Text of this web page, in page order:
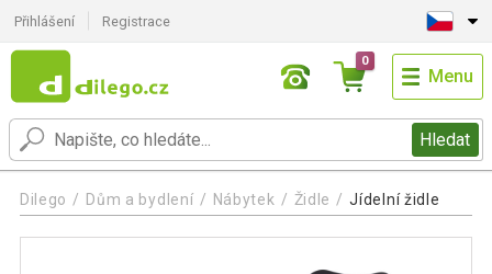
Přihlášení Registrace
Hledat
0
Menu
Dilego Dům a bydlení Nábytek Židle Jídelní židle